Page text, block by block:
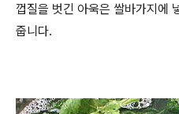
껍질을 벗긴 아욱은 쌀바가지에
줍니다.